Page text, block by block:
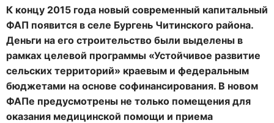
К концу 2015 года новый современный капитальный
ФАП появится в селе Бургень Читинского района.
Деньги на его строительство были выделены в
рамках целевой программы «Устойчивое развитие
сельских территорий» краевым и федеральным
бюджетами на основе софинансирования. В новом
ФАПе предусмотрены не только помещения для
оказания медицинской помощи и приема